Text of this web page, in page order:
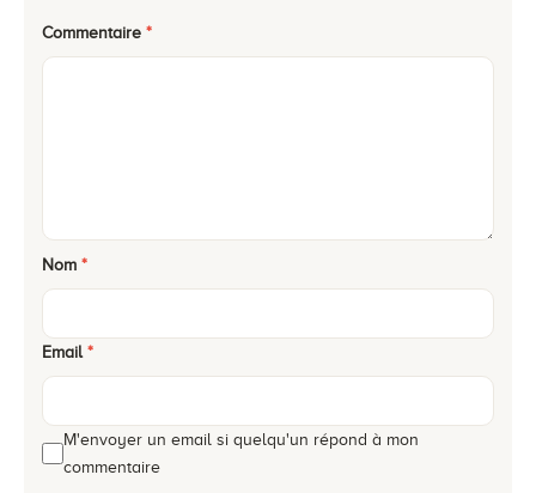
Commentaire *
Nom *
Email *
M'envoyer un email si quelqu'un répond à mon
commentaire